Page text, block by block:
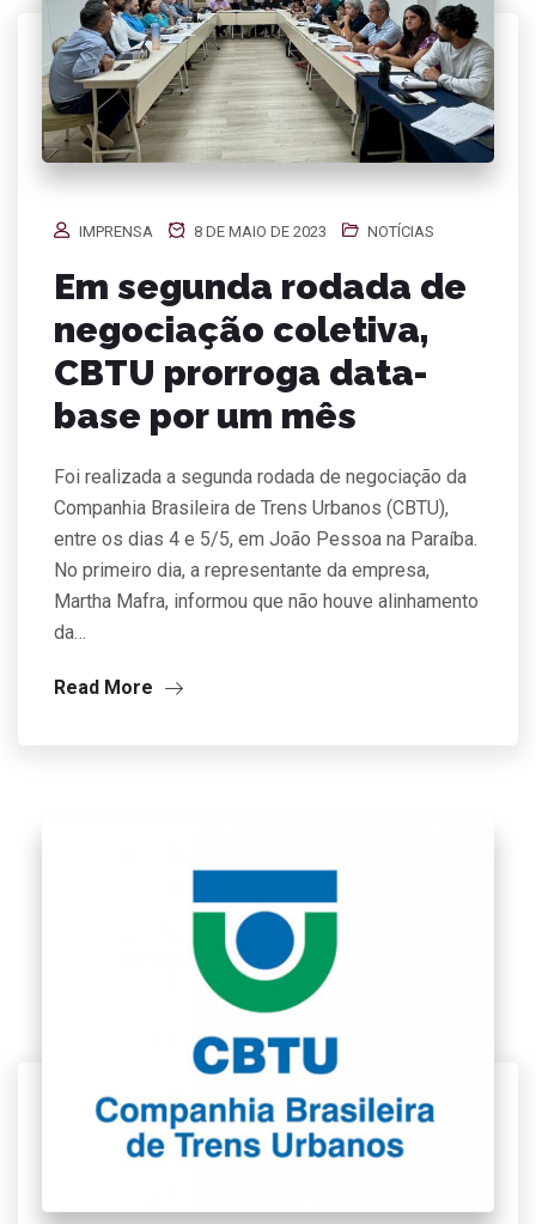
IMPRENSA 8 DE MAIO DE 2023 NOTÍCIAS
Em segunda rodada de
negociação coletiva,
CBTU prorroga data-
base por um mês
Foi realizada a segunda rodada de negociação da
Companhia Brasileira de Trens Urbanos (CBTU),
entre os dias 4 e 5/5, em João Pessoa na Paraíba.
No primeiro dia, a representante da empresa,
Martha Mafra, informou que não houve alinhamento
da…
Read More